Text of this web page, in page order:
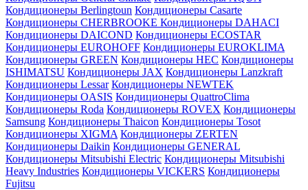
Кондиционеры Berlingtoun Кондиционеры Casarte
Кондиционеры CHERBROOKE Кондиционеры DAHACI
Кондиционеры DAICOND Кондиционеры ECOSTAR
Кондиционеры EUROHOFF Кондиционеры EUROKLIMA
Кондиционеры GREEN Кондиционеры HEC Кондиционеры
ISHIMATSU Кондиционеры JAX Кондиционеры Lanzkraft
Кондиционеры Lessar Кондиционеры NEWTEK
Кондиционеры OASIS Кондиционеры QuattroClima
Кондиционеры Roda Кондиционеры ROVEX Кондиционеры
Samsung Кондиционеры Thaicon Кондиционеры Tosot
Кондиционеры XIGMA Кондиционеры ZERTEN
Кондиционеры Daikin Кондиционеры GENERAL
Кондиционеры Mitsubishi Electric Кондиционеры Mitsubishi
Heavy Industries Кондиционеры VICKERS Кондиционеры
Fujitsu